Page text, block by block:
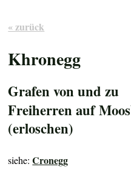
« zurück
Khronegg
Grafen von und zu
Freiherren auf
(erloschen)
siehe:Cronegg